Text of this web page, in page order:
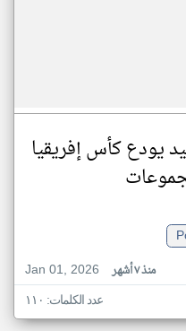
يودع كأس إفريقيا
Jan 01, 2026
منذ ٧ أشهر
عدد الكلمات: ١١٠